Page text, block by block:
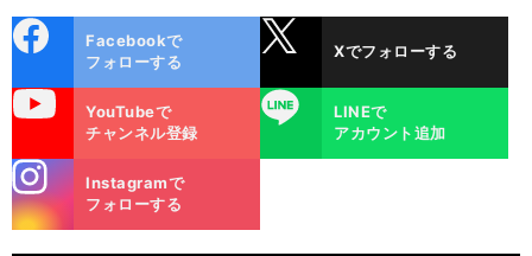
ok
Facebookで
フォローする
Xでフォローする
YouTubeで
チャンネル登録
LINE
LINEで
アカウント追加
m
Instagramで
フォローする